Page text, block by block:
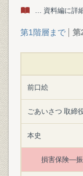
… 資料編に詳
第1階層まで 第
前口絵
ごあいさつ 取締
本史
損害保険―